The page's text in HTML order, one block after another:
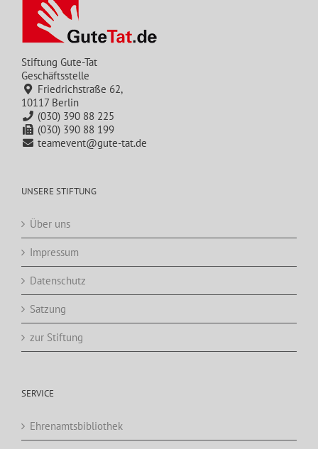
Stiftung Gute-Tat
Geschäftsstelle
Friedrichstraße 62,
10117 Berlin
(030) 390 88 225
(030) 390 88 199
teamevent@gute-tat.de
UNSERE STIFTUNG
Über uns
Impressum
Datenschutz
Satzung
zur Stiftung
SERVICE
Ehrenamtsbibliothek